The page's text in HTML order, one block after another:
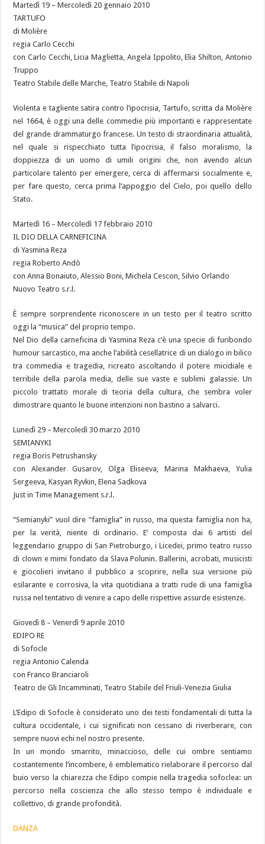
Martedì 19 – Mercoledì 20 gennaio 2010
TARTUFO
di Molière
regia Carlo Cecchi
con Carlo Cecchi, Licia Maglietta, Angela Ippolito, Elia Shilton, Antonio
Truppo
Teatro Stabile delle Marche, Teatro Stabile di Napoli
Violenta e tagliente satira contro l’ipocrisia, Tartufo, scritta da Molière
nel 1664, è oggi una delle commedie più importanti e rappresentate
del grande drammaturgo francese. Un testo di straordinaria attualità,
nel quale si rispecchiato tutta l’ipocrisia, il falso moralismo, la
doppiezza di un uomo di umili origini che, non avendo alcun
particolare talento per emergere, cerca di affermarsi socialmente e,
per fare questo, cerca prima l’appoggio del Cielo, poi quello dello
Stato.
Martedì 16 – Mercoledì 17 febbraio 2010
IL DIO DELLA CARNEFICINA
di Yasmina Reza
regia Roberto Andò
con Anna Bonaiuto, Alessio Boni, Michela Cescon, Silvio Orlando
Nuovo Teatro s.r.l.
È sempre sorprendente riconoscere in un testo per il teatro scritto
oggi la “musica” del proprio tempo.
Nel Dio della carneficina di Yasmina Reza c’è una specie di furibondo
humour sarcastico, ma anche l’abilità cesellatrice di un dialogo in bilico
tra commedia e tragedia, ricreato ascoltando il potere micidiale e
terribile della parola media, delle sue vaste e sublimi galassie. Un
piccolo trattato morale di teoria della cultura, che sembra voler
dimostrare quanto le buone intenzioni non bastino a salvarci.
Lunedì 29 – Mercoledì 30 marzo 2010
SEMIANYKI
regia Boris Petrushansky
con Alexander Gusarov, Olga Eliseeva, Marina Makhaeva, Yulia
Sergeeva, Kasyan Ryvkin, Elena Sadkova
Just in Time Management s.r.l.
“Semianyki” vuol dire “famiglia” in russo, ma questa famiglia non ha,
per la verità, niente di ordinario. E’ composta dai 6 artisti del
leggendario gruppo di San Pietroburgo, i Licedei, primo teatro russo
di clown e mimi fondato da Slava Polunin. Ballerini, acrobati, musicisti
e giocolieri invitano il pubblico a scoprire, nella sua versione più
esilarante e corrosiva, la vita quotidiana a tratti rude di una famiglia
russa nel tentativo di venire a capo delle rispettive assurde esistenze.
Giovedì 8 – Venerdì 9 aprile 2010
EDIPO RE
di Sofocle
regia Antonio Calenda
con Franco Branciaroli
Teatro de Gli Incamminati, Teatro Stabile del Friuli-Venezia Giulia
L’Edipo di Sofocle è considerato uno dei testi fondamentali di tutta la
cultura occidentale, i cui significati non cessano di riverberare, con
sempre nuovi echi nel nostro presente.
In un mondo smarrito, minaccioso, delle cui ombre sentiamo
costantemente l’incombere, è emblematico rielaborare il percorso dal
buio verso la chiarezza che Edipo compie nella tragedia sofoclea: un
percorso nella coscienza che allo stesso tempo è individuale e
collettivo, di grande profondità.
DANZA